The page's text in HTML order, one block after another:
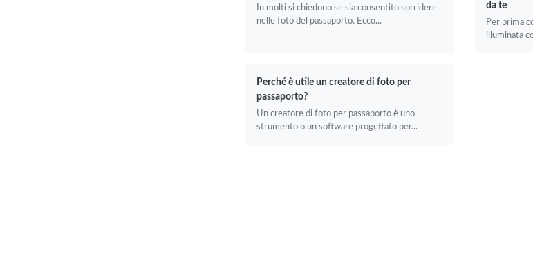
In molti si chiedono se sia consentito sorridere
nelle foto del passaporto. Ecco...
da te
Per prima
illuminata
Perché è utile un creatore di foto per
passaporto?
Un creatore di foto per passaporto è uno
strumento o un software progettato per...